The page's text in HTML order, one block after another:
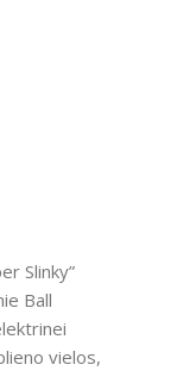
Slinky”
Ball
vielos,